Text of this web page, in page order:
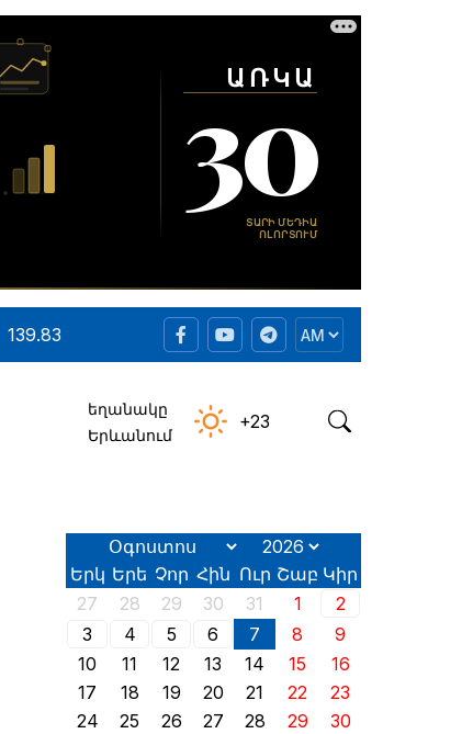
139.83
եղանակը
Երևանում
+23
Երկ Երե Չոր Հին Ուր Շաբ Կիր
27
28 29 30 31 1
2
3
4 5 6 7 8
9
10
11 12 13 14 15
16
17
18 19 20 21 22
23
24
25 26 27 28 29
30